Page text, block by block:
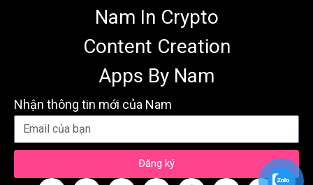
Nam In Crypto
Content Creation
Apps By Nam
Nhận thông tin mới của Nam
Đăng ký